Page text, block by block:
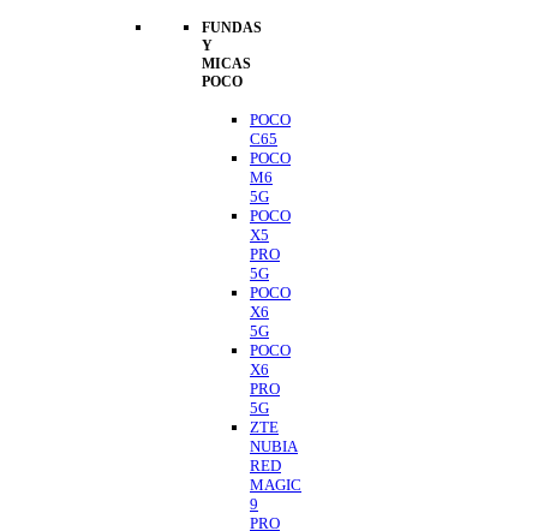
FUNDAS
Y
MICAS
POCO
POCO
C65
POCO
M6
5G
POCO
X5
PRO
5G
POCO
X6
5G
POCO
X6
PRO
5G
ZTE
NUBIA
RED
MAGIC
9
PRO